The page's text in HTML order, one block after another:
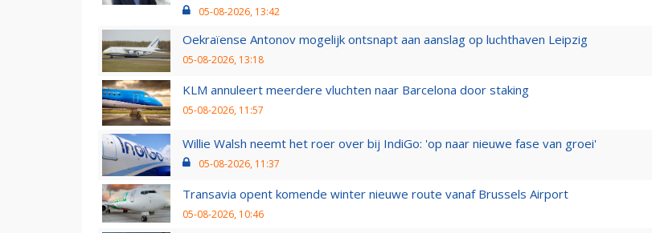
05-08-2026, 13:42
Oekraïense Antonov mogelijk ontsnapt aan aanslag op luchthaven Leipzig
05-08-2026, 13:18
KLM annuleert meerdere vluchten naar Barcelona door staking
05-08-2026, 11:57
Willie Walsh neemt het roer over bij IndiGo: 'op naar nieuwe fase van groei'
05-08-2026, 11:37
Transavia opent komende winter nieuwe route vanaf Brussels Airport
05-08-2026, 10:46